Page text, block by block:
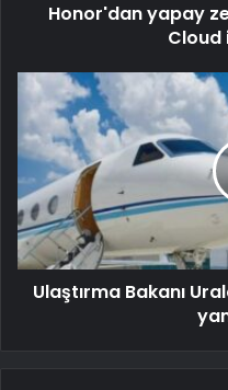
Honor'dan yapay
Cloud
Ulaştırma Bakanı